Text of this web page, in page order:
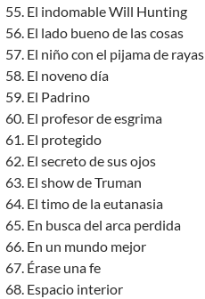
El indomable Will Hunting
El lado bueno de las cosas
El niño con el pijama de rayas
El noveno día
El Padrino
El profesor de esgrima
El protegido
El secreto de sus ojos
El show de Truman
El timo de la eutanasia
En busca del arca perdida
En un mundo mejor
Érase una fe
Espacio interior